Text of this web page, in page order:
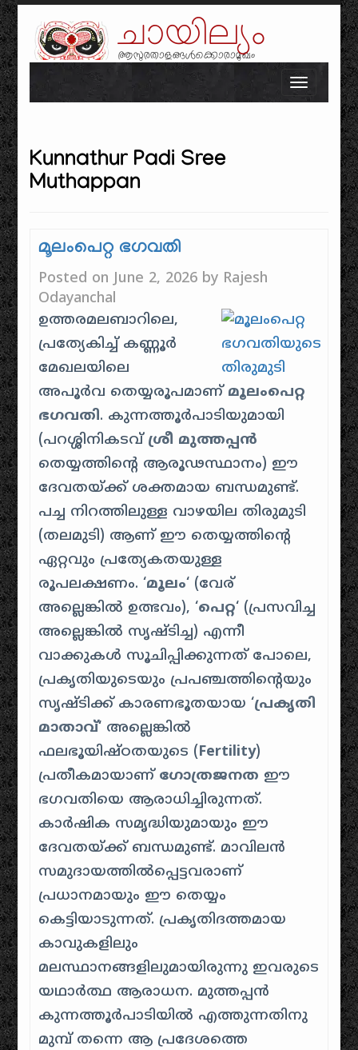
ചായില്യം
ആസുരതാളങ്ങൾക്കൊരാമുഖം
Skip to content
Toggle
Kunnathur Padi Sree
Muthappan
മൂലംപെറ്റ ഭഗവതി
Posted on June 2, 2026 by Rajesh
Odayanchal
ഉത്തരമലബാറിലെ,
പ്രത്യേകിച്ച് കണ്ണൂർ
മേഖലയിലെ
അപൂർവ തെയ്യരൂപമാണ് മൂലംപെറ്റ
ഭഗവതി. കുന്നത്തൂർപാടിയുമായി
(പറശ്ശിനികടവ് ശ്രീ മുത്തപ്പൻ
തെയ്യത്തിൻ്റെ ആരൂഢസ്ഥാനം) ഈ
ദേവതയ്ക്ക് ശക്തമായ ബന്ധമുണ്ട്.
പച്ച നിറത്തിലുള്ള വാഴയില തിരുമുടി
(തലമുടി) ആണ് ഈ തെയ്യത്തിന്റെ
ഏറ്റവും പ്രത്യേകതയുള്ള
രൂപലക്ഷണം. ‘മൂലം‘ (വേര്
അല്ലെങ്കിൽ ഉത്ഭവം), ‘പെറ്റ‘ (പ്രസവിച്ച
അല്ലെങ്കിൽ സൃഷ്ടിച്ച) എന്നീ
വാക്കുകൾ സൂചിപ്പിക്കുന്നത് പോലെ,
പ്രകൃതിയുടെയും പ്രപഞ്ചത്തിന്റെയും
സൃഷ്ടിക്ക് കാരണഭൂതയായ ‘പ്രകൃതി
മാതാവ്‘ അല്ലെങ്കിൽ
ഫലഭൂയിഷ്ഠതയുടെ (Fertility)
പ്രതീകമായാണ് ഗോത്രജനത ഈ
ഭഗവതിയെ ആരാധിച്ചിരുന്നത്.
കാർഷിക സമൃദ്ധിയുമായും ഈ
ദേവതയ്ക്ക് ബന്ധമുണ്ട്. മാവിലൻ
സമുദായത്തിൽപ്പെട്ടവരാണ്
പ്രധാനമായും ഈ തെയ്യം
കെട്ടിയാടുന്നത്. പ്രകൃതിദത്തമായ
കാവുകളിലും
മലസ്ഥാനങ്ങളിലുമായിരുന്നു ഇവരുടെ
യഥാർത്ഥ ആരാധന. മുത്തപ്പൻ
കുന്നത്തൂർപാടിയിൽ എത്തുന്നതിനു
മുമ്പ് തന്നെ ആ പ്രദേശത്തെ